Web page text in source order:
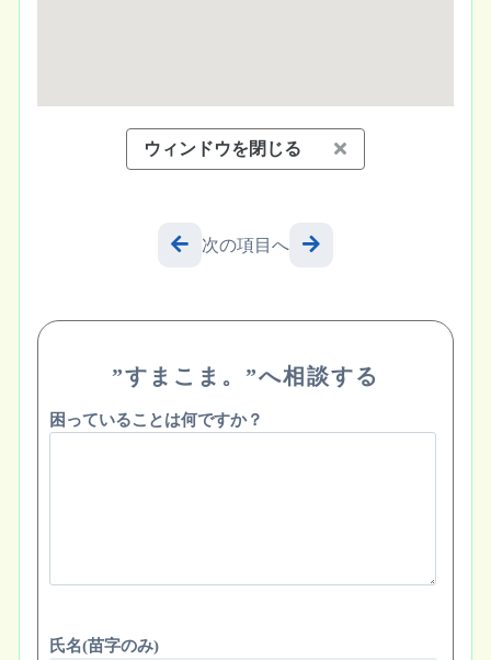
ウィンドウを閉じる
次の項目へ
”すまこま。”へ相談する
困っていることは何ですか？
氏名(苗字のみ)